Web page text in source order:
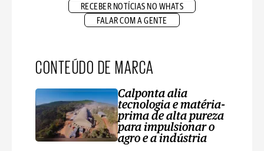
RECEBER NOTÍCIAS NO WHATS
FALAR COM A GENTE
CONTEÚDO DE MARCA
Calponta alia
tecnologia e matéria-
prima de alta pureza
para impulsionar o
agro e a indústria